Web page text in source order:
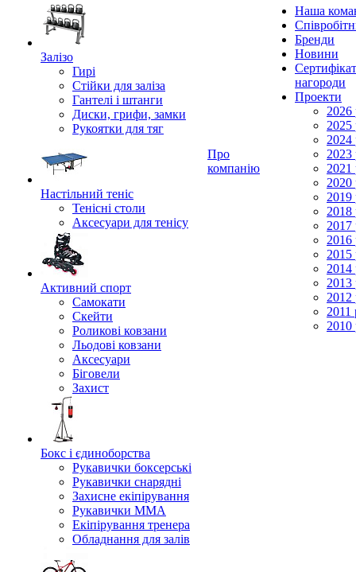
Залізо
Гирі
Стійки для заліза
Гантелі і штанги
Диски, грифи, замки
Рукоятки для тяг
Настільний теніс
Тенісні столи
Аксесуари для тенісу
Активний спорт
Самокати
Скейти
Роликові ковзани
Льодові ковзани
Аксесуари
Біговели
Захист
Бокс і єдиноборства
Рукавички боксерські
Рукавички снарядні
Захисне екіпірування
Рукавички ММА
Екіпірування тренера
Обладнання для залів
Про
компанію
Наша
Бренди
Новини
нагороди
Проекти
2026
2025
2024
2023
2021
2020
2019
2018
2017
2016
2015
2014
2013
2012
2011
2010